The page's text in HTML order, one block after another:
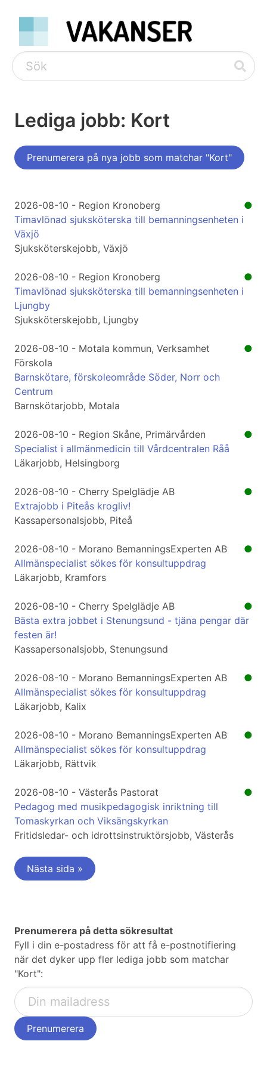
Lediga jobb: Kort
Prenumerera på nya jobb som matchar "Kort"
●
2026-08-10 - Region Kronoberg
Timavlönad sjuksköterska till bemanningsenheten i
Växjö
Sjuksköterskejobb, Växjö
●
2026-08-10 - Region Kronoberg
Timavlönad sjuksköterska till bemanningsenheten i
Ljungby
Sjuksköterskejobb, Ljungby
●
2026-08-10 - Motala kommun, Verksamhet
Förskola
Barnskötare, förskoleområde Söder, Norr och
Centrum
Barnskötarjobb, Motala
●
2026-08-10 - Region Skåne, Primärvården
Specialist i allmänmedicin till Vårdcentralen Råå
Läkarjobb, Helsingborg
●
2026-08-10 - Cherry Spelglädje AB
Extrajobb i Piteås krogliv!
Kassapersonalsjobb, Piteå
●
2026-08-10 - Morano BemanningsExperten AB
Allmänspecialist sökes för konsultuppdrag
Läkarjobb, Kramfors
●
2026-08-10 - Cherry Spelglädje AB
Bästa extra jobbet i Stenungsund - tjäna pengar där
festen är!
Kassapersonalsjobb, Stenungsund
●
2026-08-10 - Morano BemanningsExperten AB
Allmänspecialist sökes för konsultuppdrag
Läkarjobb, Kalix
●
2026-08-10 - Morano BemanningsExperten AB
Allmänspecialist sökes för konsultuppdrag
Läkarjobb, Rättvik
●
2026-08-10 - Västerås Pastorat
Pedagog med musikpedagogisk inriktning till
Tomaskyrkan och Viksängskyrkan
Fritidsledar- och idrottsinstruktörsjobb, Västerås
Nästa sida »
Prenumerera på detta sökresultat
Fyll i din e-postadress för att få e-postnotifiering
när det dyker upp fler lediga jobb som matchar
"Kort":